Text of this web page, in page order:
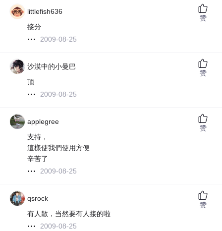
littlefish636
接分
2009-08-25
赞
沙漠中的小曼巴
顶
2009-08-25
赞
applegree
支持，
這樣使我們使用方便
辛苦了
2009-08-25
赞
qsrock
有人散，当然要有人接的啦
2009-08-25
赞